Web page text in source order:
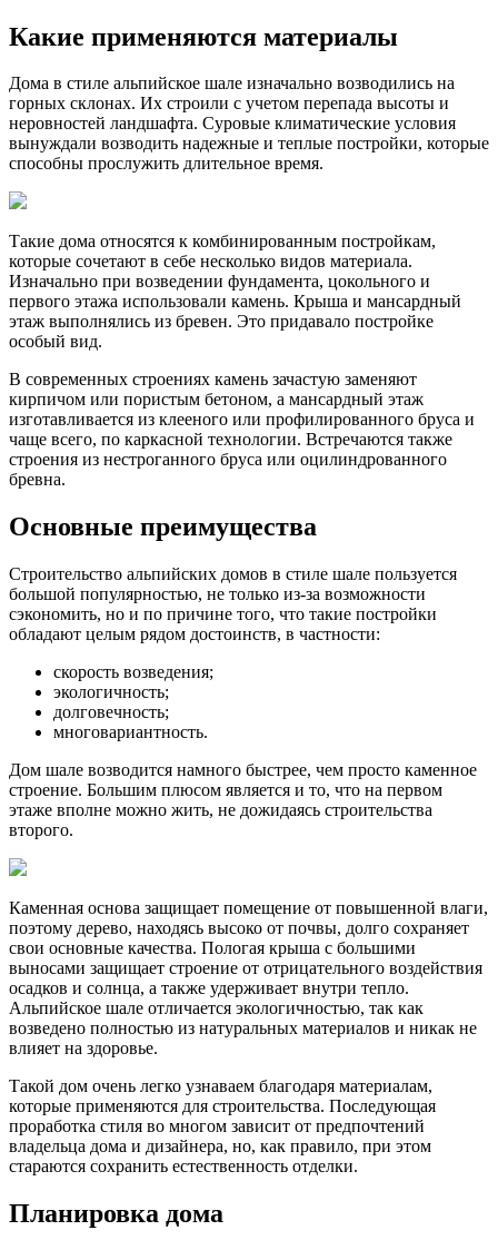
Какие применяются материалы
Дома в стиле альпийское шале изначально возводились на
горных склонах. Их строили с учетом перепада высоты и
неровностей ландшафта. Суровые климатические условия
вынуждали возводить надежные и теплые постройки, которые
способны прослужить длительное время.
Такие дома относятся к комбинированным постройкам,
которые сочетают в себе несколько видов материала.
Изначально при возведении фундамента, цокольного и
первого этажа использовали камень. Крыша и мансардный
этаж выполнялись из бревен. Это придавало постройке
особый вид.
В современных строениях камень зачастую заменяют
кирпичом или пористым бетоном, а мансардный этаж
изготавливается из клееного или профилированного бруса и
чаще всего, по каркасной технологии. Встречаются также
строения из нестроганного бруса или оцилиндрованного
бревна.
Основные преимущества
Строительство альпийских домов в стиле шале пользуется
большой популярностью, не только из-за возможности
сэкономить, но и по причине того, что такие постройки
обладают целым рядом достоинств, в частности:
скорость возведения;
экологичность;
долговечность;
многовариантность.
Дом шале возводится намного быстрее, чем просто каменное
строение. Большим плюсом является и то, что на первом
этаже вполне можно жить, не дожидаясь строительства
второго.
Каменная основа защищает помещение от повышенной влаги,
поэтому дерево, находясь высоко от почвы, долго сохраняет
свои основные качества. Пологая крыша с большими
выносами защищает строение от отрицательного воздействия
осадков и солнца, а также удерживает внутри тепло.
Альпийское шале отличается экологичностью, так как
возведено полностью из натуральных материалов и никак не
влияет на здоровье.
Такой дом очень легко узнаваем благодаря материалам,
которые применяются для строительства. Последующая
проработка стиля во многом зависит от предпочтений
владельца дома и дизайнера, но, как правило, при этом
стараются сохранить естественность отделки.
Планировка дома